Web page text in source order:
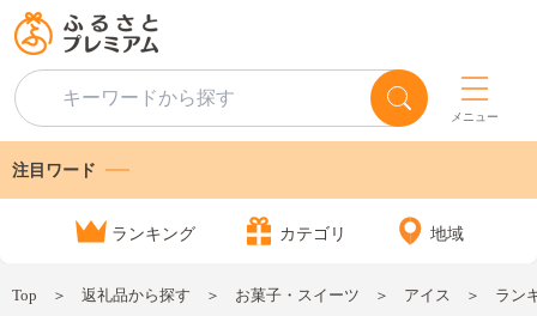
メニュー
注目ワード
ランキング カテゴリ 地域
Top 返礼品から探す お菓子・スイーツ アイス ラン